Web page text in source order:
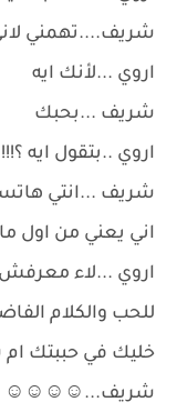
شريف....تهمني
اروي ...لأنك ايه
شريف ...بحبك
اروي ..بتقول ايه ؟!!!
شريف ...انتي
اني يعني من اول
اروي ...لاء
للحب والكلام
خليك في حببتك